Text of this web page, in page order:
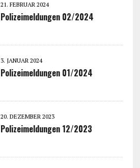
21. FEBRUAR 2024
Polizeimeldungen 02/2024
3. JANUAR 2024
Polizeimeldungen 01/2024
20. DEZEMBER 2023
Polizeimeldungen 12/2023